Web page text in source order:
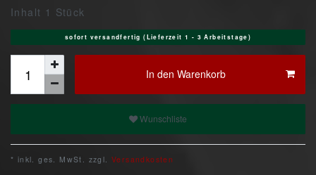
Inhalt 1 Stück
sofort versandfertig (Lieferzeit 1 - 3 Arbeitstage)
In den Warenkorb
Wunschliste
* inkl. ges. MwSt. zzgl. Versandkosten